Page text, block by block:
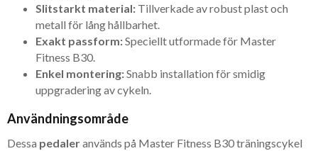
Slitstarkt material: Tillverkade av robust plast och
metall för lång hållbarhet.
Exakt passform:Speciellt utformade för Master
Fitness B30.
Enkel montering:Snabb installation för smidig
uppgradering av cykeln.
Användningsområde
Dessa pedaleranvänds på Master Fitness B30 träningscykel